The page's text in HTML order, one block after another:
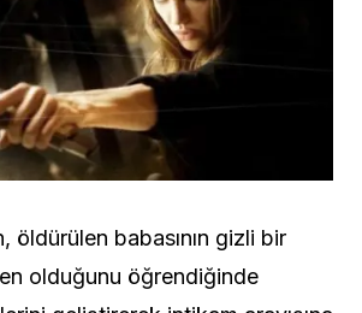
öldürülen babasının gizli bir
olduğunu öğrendiğinde